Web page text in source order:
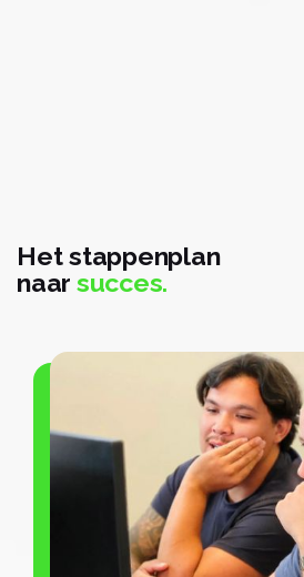
Het stappenplan
naar succes.